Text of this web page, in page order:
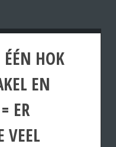
HOK
EN
ER
VEEL